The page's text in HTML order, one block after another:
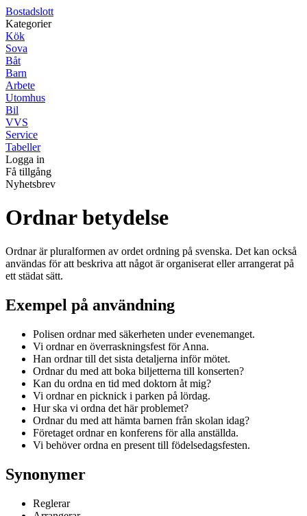
Bostadslott
Kategorier
Kök
Sova
Båt
Barn
Arbete
Utomhus
Bil
VVS
Service
Tabeller
Logga in
Få tillgång
Nyhetsbrev
Ordnar betydelse
Ordnar är pluralformen av ordet ordning på svenska. Det kan också
användas för att beskriva att något är organiserat eller arrangerat på
ett städat sätt.
Exempel på användning
Polisen ordnar med säkerheten under evenemanget.
Vi ordnar en överraskningsfest för Anna.
Han ordnar till det sista detaljerna inför mötet.
Ordnar du med att boka biljetterna till konserten?
Kan du ordna en tid med doktorn åt mig?
Vi ordnar en picknick i parken på lördag.
Hur ska vi ordna det här problemet?
Ordnar du med att hämta barnen från skolan idag?
Företaget ordnar en konferens för alla anställda.
Vi behöver ordna en present till födelsedagsfesten.
Synonymer
Reglerar